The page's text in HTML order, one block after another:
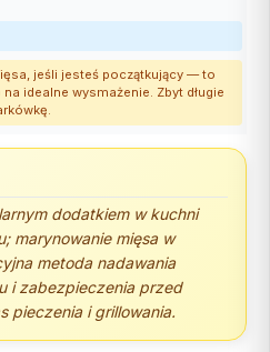
jeśli jesteś początkujący — to
idealne wysmażenie. Zbyt długie
dodatkiem w kuchni
marynowanie mięsa w
metoda nadawania
i zabezpieczenia przed
pieczenia i grillowania.